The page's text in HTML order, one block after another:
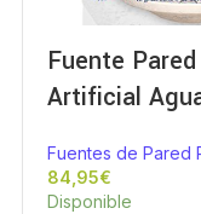
Fuente
Artificial
Fuentes de Pared
€
Disponible